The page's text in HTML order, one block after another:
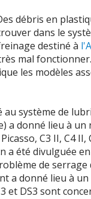
pas beaucoup
-
, s eteint !!!
-
consommait
- Alternateur
anti-pollution
à 5Km/h en
débris en
dans le
destiné à
mal
les modèles
au système de
a donné lieu à un
C3 II, C4 II,
a été divulguée
de serrage
a donné lieu à
et DS3 sont